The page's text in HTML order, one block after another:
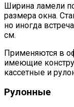
Ширина ламели
размера окна.
но иногда
см.
Применяются в
имеющие
кассетные и
Рулонные